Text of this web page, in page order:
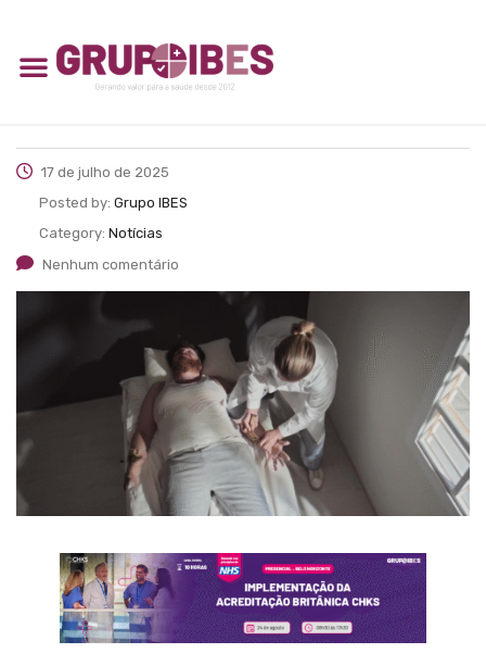
17 de julho de 2025
Posted by: Grupo IBES
Category: Notícias
Nenhum comentário